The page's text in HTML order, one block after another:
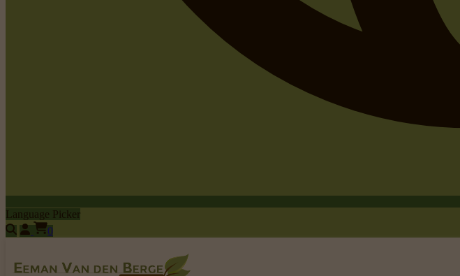
Language Picker
0